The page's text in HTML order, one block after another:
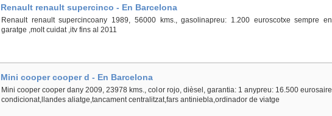
Renault renault supercinco - En Barcelona
Renault renault supercincoany 1989, 56000 kms., gasolinapreu: 1.200 euroscotxe sempre en
garatge ,molt cuidat ,itv fins al 2011
Mini cooper cooper d - En Barcelona
Mini cooper cooper dany 2009, 23978 kms., color rojo, dièsel, garantia: 1 anypreu: 16.500 eurosaire
condicionat,llandes aliatge,tancament centralitzat,fars antiniebla,ordinador de viatge